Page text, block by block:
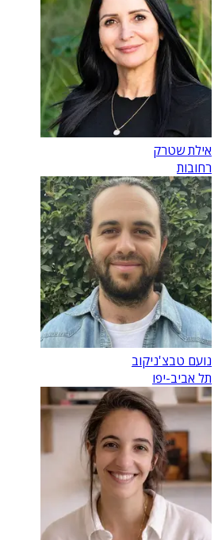
אילת שטרק
רחובות
נועם טבצ'ניקוב
תל אביב-יפו